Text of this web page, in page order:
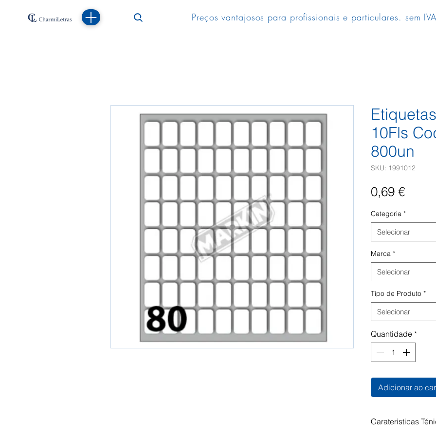
Preços vantajosos para profissionais e particulares. sem
10Fls
800un
SKU: 1991012
0,69 €Preço
Categoria *
Selecionar
Marca *
Selecionar
Tipo de Produto *
Selecionar
Quantidade *
Adicionar ao
Carateristicas